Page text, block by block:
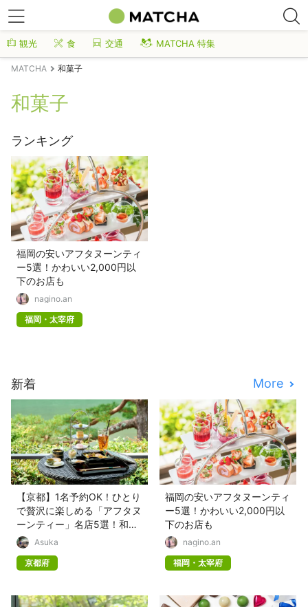
観光 食 交通 MATCHA 特集
MATCHA 和菓子
和菓子
ランキング
福岡の安いアフタヌーンティ
ー5選！かわいい2,000円以
下のお店も
nagino.an
福岡・太宰府
新着 More
【京都】1名予約OK！ひとり
で贅沢に楽しめる「アフタヌ
ーンティー」名店5選！和の
趣に癒される
Asuka
京都府
福岡の安いアフタヌーンティ
ー5選！かわいい2,000円以
下のお店も
nagino.an
福岡・太宰府